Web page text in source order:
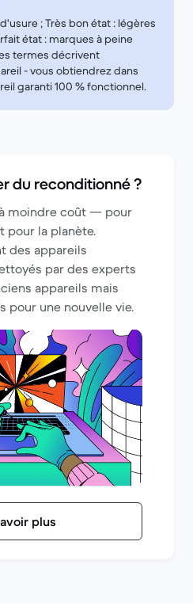
; Très bon état : légères
état : marques à peine
termes décrivent
- vous obtiendrez dans
garanti 100 % fonctionnel.
du reconditionné ?
moindre coût — pour
pour la planète.
des appareils
par des experts
appareils mais
pour une nouvelle vie.
plus